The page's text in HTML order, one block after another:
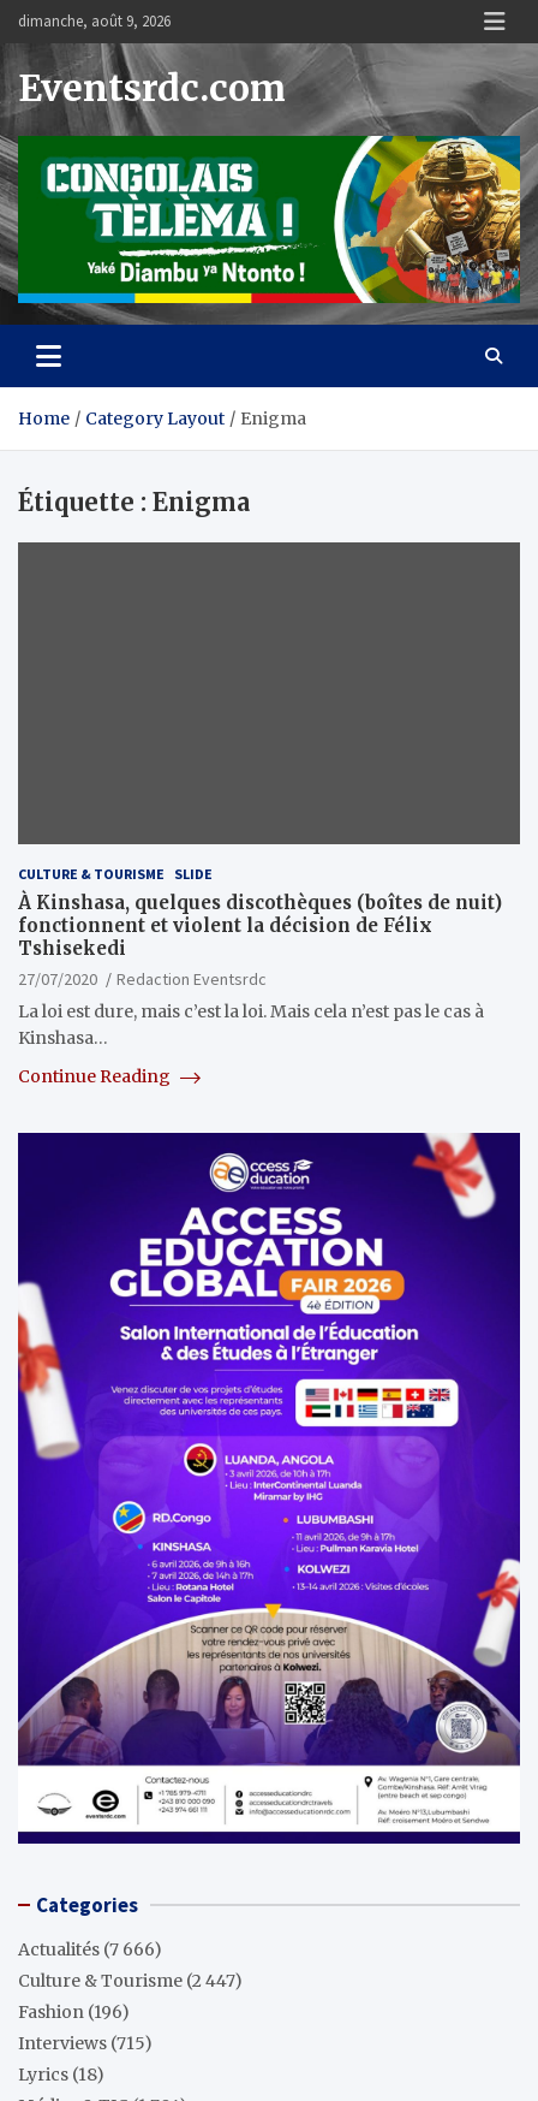
Skip
content
dimanche, août 9, 2026
Eventsrdc.com
Home Category Layout Enigma
Étiquette : Enigma
CULTURE & TOURISME SLIDE
À Kinshasa, quelques discothèques (boîtes de nuit)
fonctionnent et violent la décision de Félix
Tshisekedi
27/07/2020
Redaction Eventsrdc
La loi est dure, mais c’est la loi. Mais cela n’est pas le cas à
Kinshasa…
Continue Reading
Categories
Actualités (7 666)
Culture & Tourisme (2 447)
Fashion (196)
Interviews (715)
Lyrics (18)